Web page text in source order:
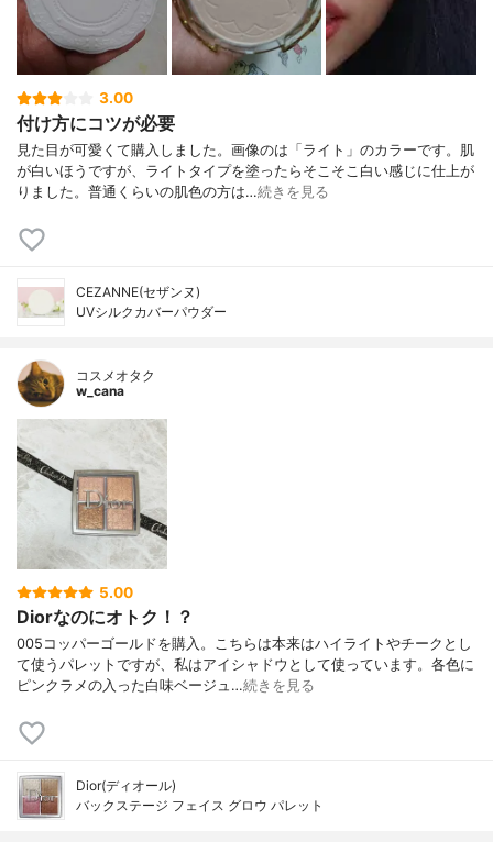
3.00
付け方にコツが必要
見た目が可愛くて購入しました。画像のは「ライト」のカラーです。肌
が白いほうですが、ライトタイプを塗ったらそこそこ白い感じに仕上が
りました。普通くらいの肌色の方は…続きを見る
CEZANNE(セザンヌ)
UVシルクカバーパウダー
コスメオタク
w_cana
5.00
Diorなのにオトク！？
005コッパーゴールドを購入。こちらは本来はハイライトやチークとし
て使うパレットですが、私はアイシャドウとして使っています。各色に
ピンクラメの入った白味ベージュ…続きを見る
Dior(ディオール)
バックステージ フェイス グロウ パレット